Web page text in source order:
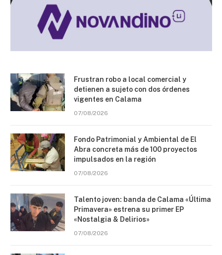
Frustran robo a local comercial y
detienen a sujeto con dos órdenes
vigentes en Calama
07/08/2026
Fondo Patrimonial y Ambiental de El
Abra concreta más de 100 proyectos
impulsados en la región
07/08/2026
Talento joven: banda de Calama «Última
Primavera» estrena su primer EP
«Nostalgia & Delirios»
07/08/2026